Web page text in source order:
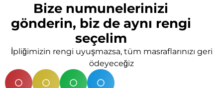
Bize numunelerinizi
gönderin, biz de aynı rengi
seçelim
İpliğimizin rengi uyuşmazsa, tüm masraflarınızı geri
ödeyeceğiz